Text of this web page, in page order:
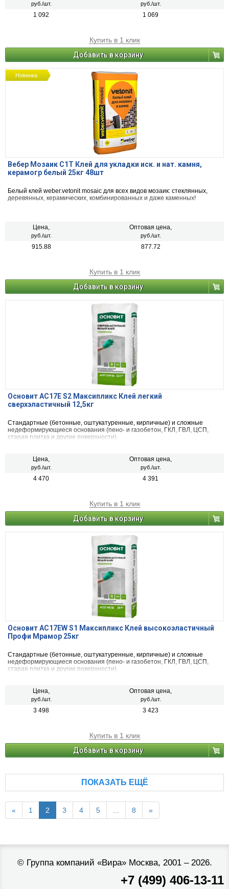
руб./шт. руб./шт.
1 092 1 069
Купить в 1 клик
Добавить в корзину
Новинка
Вебер Мозаик C1T Клей для укладки иск. и нат. камня,
керамогр белый 25кг 48шт
Белый клей weber.vetonit mosaic для всех видов мозаик: стеклянных,
деревянных, керамических, комбинированных и даже каменных!
Цена,
руб./шт.
Оптовая цена,
руб./шт.
915.88 877.72
Купить в 1 клик
Добавить в корзину
Основит AC17E S2 Максипликс Клей легкий
сверхэластичный 12,5кг
Стандартные (бетонные, оштукатуренные, кирпичные) и сложные
недеформирующиеся основания (пено- и газобетон, ГКЛ, ГВЛ, ЦСП,
старая плитка и другие поверхности).
Цена,
руб./шт.
Оптовая цена,
руб./шт.
4 470 4 391
Купить в 1 клик
Добавить в корзину
Основит АС17EW S1 Максипликс Клей высокоэластичный
Профи Мрамор 25кг
Стандартные (бетонные, оштукатуренные, кирпичные) и сложные
недеформирующиеся основания (пено- и газобетон, ГКЛ, ГВЛ, ЦСП,
старая плитка и другие поверхности).
Цена,
руб./шт.
Оптовая цена,
руб./шт.
3 498 3 423
Купить в 1 клик
Добавить в корзину
ПОКАЗАТЬ ЕЩЁ
« 1 2 3 4 5 ... 8 »
© Группа компаний «Вира»Москва, 2001 – 2026.
+7 (499) 406-13-11